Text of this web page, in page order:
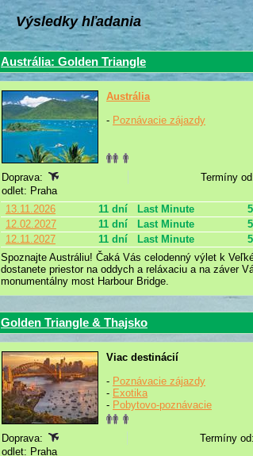
Výsledky hľadania
Austrália: Golden Triangle
Austrália
- Poznávacie zájazdy
Doprava:
Termíny
odlet: Praha
13.11.2026
11 dní Last Minute
12.02.2027
11 dní Last Minute
12.11.2027
11 dní Last Minute
Spoznajte Austráliu! Čaká Vás celodenný výlet k
dostanete priestor na oddych a reláxaciu a na záver
monumentálny most Harbour Bridge.
Golden Triangle & Thajsko
Viac destinácií
- Poznávacie zájazdy
- Exotika
- Pobytovo-poznávacie
Doprava:
Termíny
odlet: Praha